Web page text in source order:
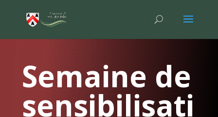
Semaine de
sensibilisati